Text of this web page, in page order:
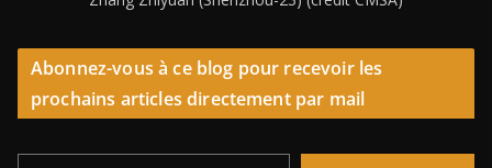
Abonnez-vous à ce blog pour recevoir les
prochains articles directement par mail
Saisissez votre adresse e-mail…